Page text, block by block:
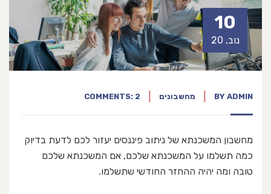
10
נוב, 20
BY ADMIN מחשבונים COMMENTS: 2
מחשבון המשכנתא של ניתוב פיננסים יעזור לכם לדעת בדיוק
כמה תשלמו על המשכנתא שלכם, אם המשכנתא שלכם
טובה ומה יהיה ההחזר החודשי שתשלמו.